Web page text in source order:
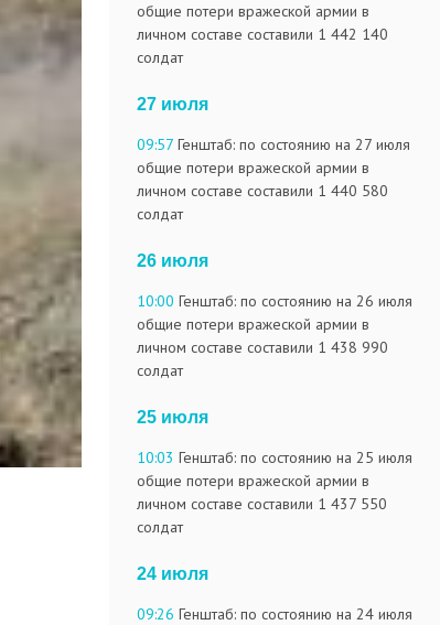
общие потери вражеской армии в
личном составе составили 1 442 140
солдат
27 июля
09:57 Генштаб: по состоянию на 27 июля
общие потери вражеской армии в
личном составе составили 1 440 580
солдат
26 июля
10:00 Генштаб: по состоянию на 26 июля
общие потери вражеской армии в
личном составе составили 1 438 990
солдат
25 июля
10:03 Генштаб: по состоянию на 25 июля
общие потери вражеской армии в
личном составе составили 1 437 550
солдат
24 июля
09:26 Генштаб: по состоянию на 24 июля